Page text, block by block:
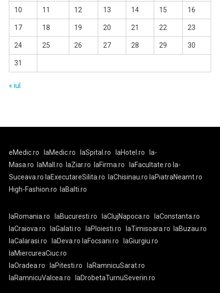
10 11 12 13 14 15 16
17 18 19 20 21 22 23
24 25 26 27 28 29 30
31
« iul.
eMedic.ro laMedic.ro laSpital.ro laHotel.ro
la-
Masa.ro
laMall.ro laZiar.ro laFirma.ro laFacultate.ro la-
Suceava.ro laExecutareSilita.ro laChisinau.ro laPiatraNeamt.ro
High-Fashion.ro
laBalti.ro
laRomania.ro laBucuresti.ro laClujNapoca.ro
laConstanta.ro
laCraiova.ro
laGalati.ro laPloiesti.ro laTimisoara.ro
laBuzau.ro
laCalarasi.ro
laDeva.ro laFocsani.ro
laGiurgiu.ro
laMiercureaCiuc.ro
laOradea.ro
laPitesti.ro
laRamnicuSarat.ro
laRamnicuValcea.ro
laDrobetaTurnuSeverin.ro